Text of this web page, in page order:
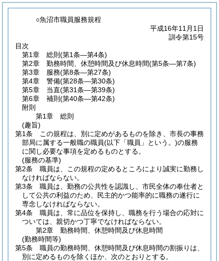
○魚沼市職員服務規程
平成16年11月1日
訓令第15号
目次
第1章
総則 (第1条―第4条)
第2章
勤務時間、休憩時間及び休息時間(第5条―第7条)
第3章
服務(第8条―第27条)
第4章
警備(第28条―第30条)
第5章
当直(第31条―第39条)
第6章
補則 (第40条―第42条)
附則
第1章
総則
(趣旨)
第1条
この規程は、別に定めがあるものを除き、市長の事務
部局に属する一般職の職員(以下「職員」という。)の服務
に関し必要な事項を定めるものとする。
(服務の基準)
第2条
職員は、この規程の定めるところにより誠実に勤務し
なければならない。
第3条
職員は、勤務の公共性を認識し、市民全体の奉仕者と
して公共の利益のため、民主的かつ能率的に職務の遂行に
専念しなければならない。
第4条
職員は、常に品位を保持し、職務を行う場合の応対に
ついては、親切かつ丁寧でなければならない。
第2章
勤務時間、休憩時間及び休息時間
(勤務時間等)
第5条
職員の勤務時間、休憩時間及び休息時間の割振りは、
別に定めるものを除くほか、次のとおりとする。